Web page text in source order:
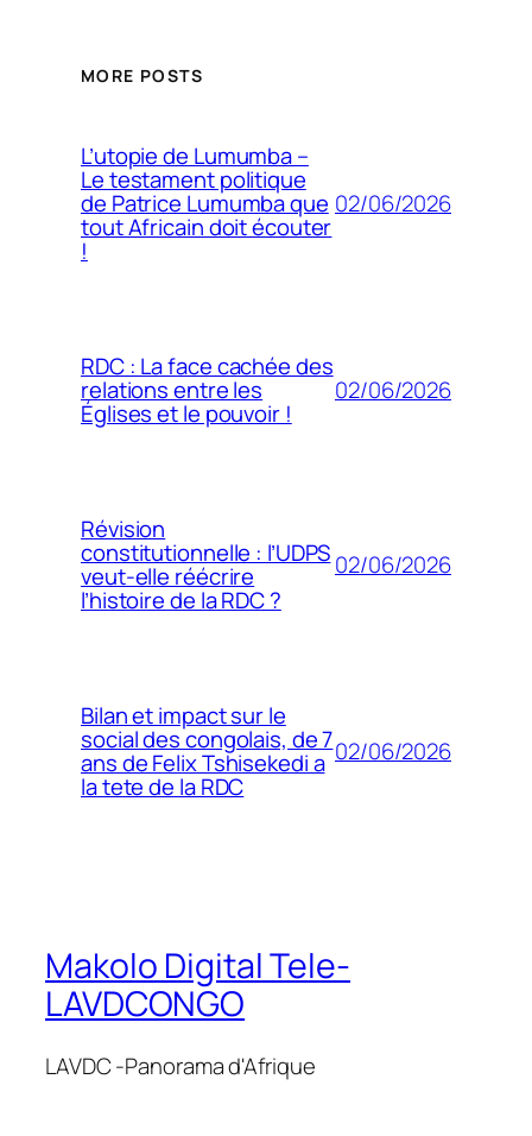
MORE POSTS
L’utopie de Lumumba –
Le testament politique
de Patrice Lumumba que
tout Africain doit écouter
!
02/06/2026
RDC : La face cachée des
relations entre les
Églises et le pouvoir !
02/06/2026
Révision
constitutionnelle : l’UDPS
veut-elle réécrire
l’histoire de la RDC ?
02/06/2026
Bilan et impact sur le
social des congolais, de 7
ans de Felix Tshisekedi a
la tete de la RDC
02/06/2026
Makolo Digital Tele-
LAVDCONGO
LAVDC -Panorama d'Afrique